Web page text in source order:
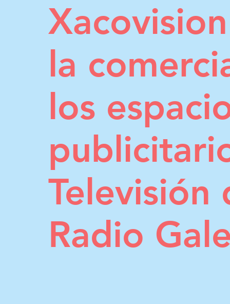
la
los
Televisión
Radio